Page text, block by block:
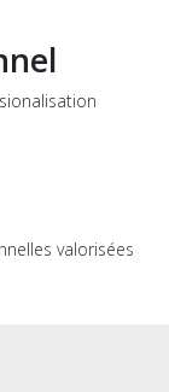
valorisées